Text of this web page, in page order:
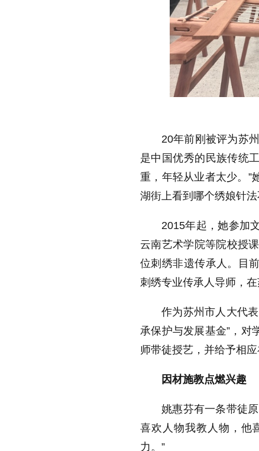
20年前刚被评为苏
是中国优秀的民族传统
重，年轻从业者太少。 ”
湖街上看到哪个绣娘针法
2015年起，她参加
云南艺术学院等院校授
位刺绣非遗传承人。目
刺绣专业传承人导师，
作为苏州市人大代
承保护与发展基金” ，对
师带徒授艺，并给予相应
因材施教点燃兴趣
姚惠芬有一条带徒原
喜欢人物我教人物，他
力。 ”